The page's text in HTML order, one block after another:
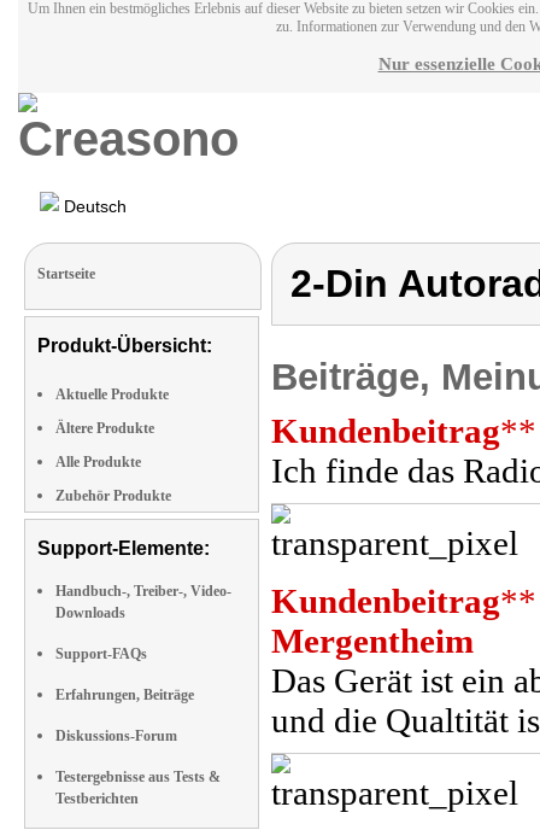
Um Ihnen ein bestmögliches Erlebnis auf dieser Website zu bieten setzen wir Cookies
zu. Informationen zur Verwendung und den
Nur essenzielle
Deutsch
Startseite
Produkt-Übersicht:
Aktuelle Produkte
Ältere Produkte
Alle Produkte
Zubehör Produkte
Support-Elemente:
Handbuch-, Treiber-, Video-
Downloads
Support-FAQs
Erfahrungen, Beiträge
Diskussions-Forum
Testergebnisse aus Tests &
Testberichten
2-Din
Beiträge,
Kundenbeitrag**
Ich finde das
Kundenbeitrag**
Mergentheim
Das Gerät ist ein
und die Qualtität